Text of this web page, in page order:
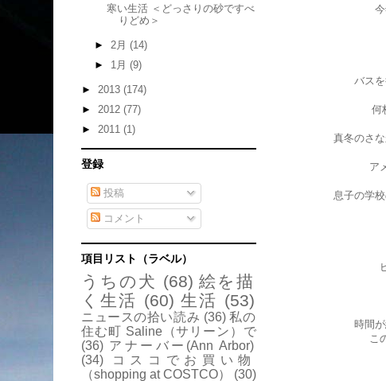
バス
何
真冬のさ
ア
息子の学
時間
こ
寒い生活 ＜どっさりの砂ですべ
りどめ＞
► 2月 (14)
► 1月 (9)
► 2013 (174)
► 2012 (77)
► 2011 (1)
登録
投稿
コメント
項目リスト（ラベル）
うちの犬 (68) 絵を描
く生活 (60) 生活 (53)
ニュースの拾い読み (36) 私の
住む町 Saline（サリーン）で
(36) アナーバー(Ann Arbor)
(34)
コスコでお買い物
（shopping at COSTCO）
(30)